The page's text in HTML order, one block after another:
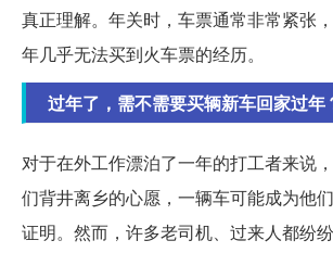
真正理解。年关时，车票通常非常紧张
年几乎无法买到火车票的经历。
过年了，需不需要买辆新车回家过年
对于在外工作漂泊了一年的打工者来说
们背井离乡的心愿，一辆车可能成为他
证明。然而，许多老司机、过来人都纷